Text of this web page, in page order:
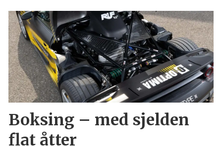
Boksing – med sjelden
flat åtter